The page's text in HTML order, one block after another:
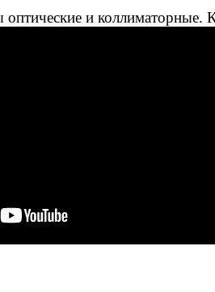
оптические и коллиматорные.